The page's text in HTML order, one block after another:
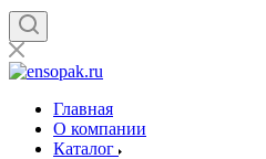
Главная
О компании
Каталог